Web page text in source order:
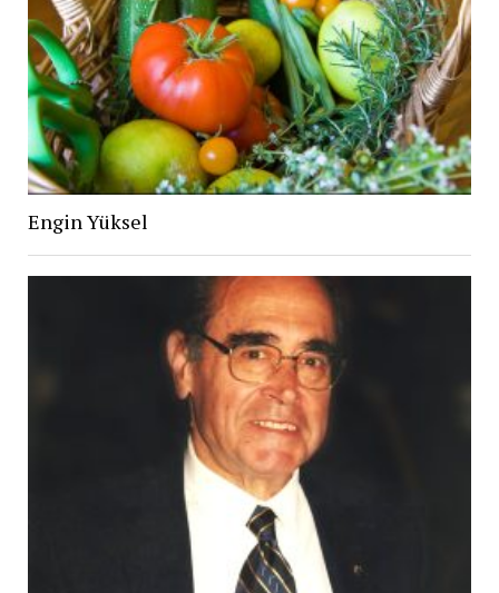
Engin Yüksel